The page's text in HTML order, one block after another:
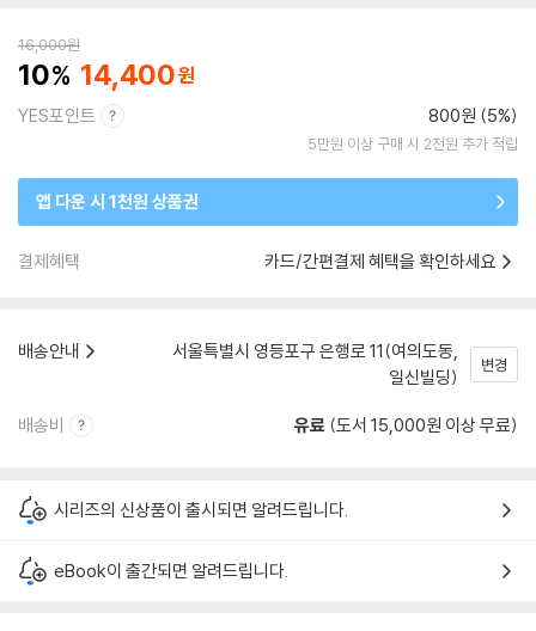
16,000원
10 14,400
YES포인트 800원 (5%)
5만원 이상 구매 시 2천원 추가 적립
앱 다운 시 1천원 상품권
결제혜택 카드/간편결제 혜택을 확인하세요
배송안내
서울특별시 영등포구 은행로 11(여의도동,
일신빌딩)
변경
배송비 유료 (도서 15,000원 이상 무료)
시리즈의 신상품이 출시되면 알려드립니다.
eBook이 출간되면 알려드립니다.